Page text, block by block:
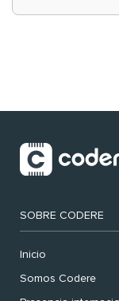
SOBRE CODERE
Inicio
Somos Codere